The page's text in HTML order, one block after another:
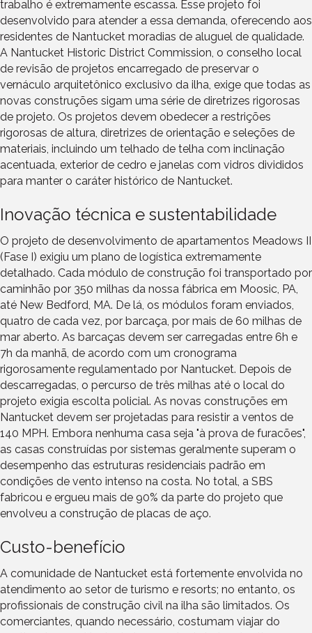
trabalho é extremamente escassa. Esse projeto foi
desenvolvido para atender a essa demanda, oferecendo aos
residentes de Nantucket moradias de aluguel de qualidade.
A Nantucket Historic District Commission, o conselho local
de revisão de projetos encarregado de preservar o
vernáculo arquitetônico exclusivo da ilha, exige que todas as
novas construções sigam uma série de diretrizes rigorosas
de projeto. Os projetos devem obedecer a restrições
rigorosas de altura, diretrizes de orientação e seleções de
materiais, incluindo um telhado de telha com inclinação
acentuada, exterior de cedro e janelas com vidros divididos
para manter o caráter histórico de Nantucket.
Inovação técnica e sustentabilidade
O projeto de desenvolvimento de apartamentos Meadows II
(Fase I) exigiu um plano de logística extremamente
detalhado. Cada módulo de construção foi transportado por
caminhão por 350 milhas da nossa fábrica em Moosic, PA,
até New Bedford, MA. De lá, os módulos foram enviados,
quatro de cada vez, por barcaça, por mais de 60 milhas de
mar aberto. As barcaças devem ser carregadas entre 6h e
7h da manhã, de acordo com um cronograma
rigorosamente regulamentado por Nantucket. Depois de
descarregadas, o percurso de três milhas até o local do
projeto exigia escolta policial. As novas construções em
Nantucket devem ser projetadas para resistir a ventos de
140 MPH. Embora nenhuma casa seja "à prova de furacões",
as casas construídas por sistemas geralmente superam o
desempenho das estruturas residenciais padrão em
condições de vento intenso na costa. No total, a SBS
fabricou e ergueu mais de 90% da parte do projeto que
envolveu a construção de placas de aço.
Custo-benefício
A comunidade de Nantucket está fortemente envolvida no
atendimento ao setor de turismo e resorts; no entanto, os
profissionais de construção civil na ilha são limitados. Os
comerciantes, quando necessário, costumam viajar do